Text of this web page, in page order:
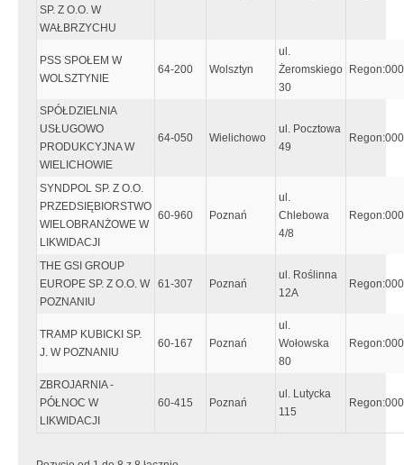
SP. Z O.O. W
WAŁBRZYCHU
PSS SPOŁEM W
WOLSZTYNIE
64-200 Wolsztyn
ul.
Żeromskiego
30
SPÓŁDZIELNIA
USŁUGOWO
PRODUKCYJNA W
WIELICHOWIE
64-050 Wielichowo
ul. Pocztowa
49
SYNDPOL SP. Z O.O.
PRZEDSIĘBIORSTWO
WIELOBRANŻOWE W
LIKWIDACJI
60-960 Poznań
ul.
Chlebowa
4/8
THE GSI GROUP
EUROPE SP. Z O.O. W
POZNANIU
61-307 Poznań
ul. Roślinna
12A
TRAMP KUBICKI SP.
J. W POZNANIU
60-167 Poznań
ul.
Wołowska
80
ZBROJARNIA -
PÓŁNOC W
LIKWIDACJI
60-415 Poznań
ul. Lutycka
115